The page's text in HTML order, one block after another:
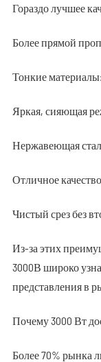
Гораздо лучшее
Более прямой
Тонкие материалы:
Яркая, сияющая
Нержавеющая
Отличное
Чистый срез без
Из-за этих
3000В широко
представления в
Почему 3000 Вт
Более 70% рынка